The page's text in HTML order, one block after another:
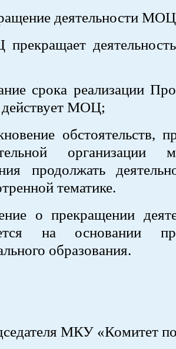
деятельности МОЦ
срока реализации
действует МОЦ;
обстоятельств,
организации
продолжать
тематике.
о прекращении
на основании
образования.
МКУ «Комитет